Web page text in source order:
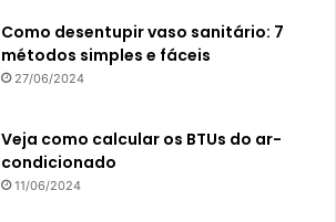
Como desentupir vaso sanitário: 7
métodos simples e fáceis
27/06/2024
Veja como calcular os BTUs do ar-
condicionado
11/06/2024